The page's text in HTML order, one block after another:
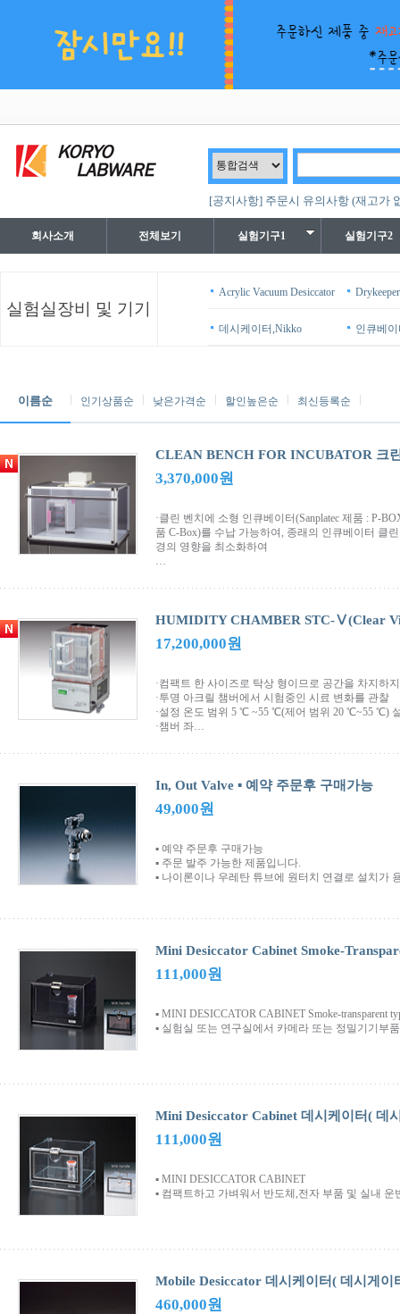
[공지사항] 주문시 유의사항 (재고가
회사소개 전체보기 실험기구1 실험기구2
실험실장비 및 기기
Acrylic Vacuum Desiccator Drykeeper
데시케이터,Nikko 인큐베이
이름순 인기상품순 낮은가격순 할인높은순 최신등록순
CLEAN BENCH FOR INCUBATOR 크
3,370,000원
·클린 벤치에 소형 인큐베이터(Sanplatec 제품 : P-
품 C-Box)를 수납 가능하여, 종래의 인큐베이터 클
경의 영향을 최소화하여
…
HUMIDITY CHAMBER STC-Ⅴ(Clear
17,200,000원
·컴팩트 한 사이즈로 탁상 형이므로 공간을 차지하
·투명 아크릴 챔버에서 시험중인 시료 변화를 관찰
·설정 온도 범위 5 ℃ ~55 ℃(제어 범위 20 ℃~55 ℃)
·챔버 좌…
In, Out Valve ▪ 예약 주문후 구매가능
49,000원
▪ 예약 주문후 구매가능
▪ 주문 발주 가능한 제품입니다.
▪ 나이론이나 우레탄 튜브에 원터치 연결로 설치가
Mini Desiccator Cabinet Smoke-
111,000원
▪ MINI DESICCATOR CABINET Smoke-transparent
▪ 실험실 또는 연구실에서 카메라 또는 정밀기기부
Mini Desiccator Cabinet 데시케이터( 데
111,000원
▪ MINI DESICCATOR CABINET
▪ 컴팩트하고 가벼워서 반도체,전자 부품 및 실내
Mobile Desiccator 데시케이터( 데시게이
460,000원